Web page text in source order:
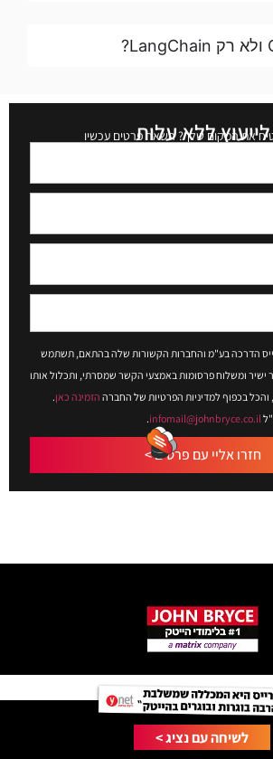
לייעוץ ללא עלות
את המקום שלך? השאר פרטים עכשיו
הדרכה בע"מ והחברות הקשורות שלה בהתאם, תשתמש
ישיר ומשלוח פרסומות באמצעי הקשר שמסרתי, ותכלול אותו
בכפוף למדיניות הפרטיות של החברה הזמינה כאן.
infomail@johnbryce.co.il
.
חזרו אליי עם פרטים >
לשיחה עם נציג >